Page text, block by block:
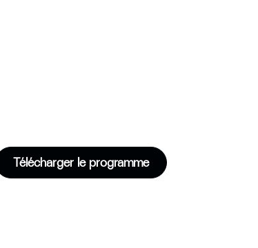
Télécharger le programme